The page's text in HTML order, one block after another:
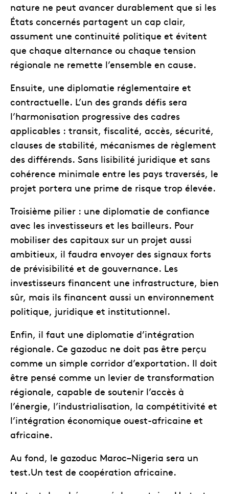
nature ne peut avancer durablement que si les
États concernés partagent un cap clair,
assument une continuité politique et évitent
que chaque alternance ou chaque tension
régionale ne remette l’ensemble en cause.
Ensuite, une diplomatie réglementaire et
contractuelle. L’un des grands défis sera
l’harmonisation progressive des cadres
applicables : transit, fiscalité, accès, sécurité,
clauses de stabilité, mécanismes de règlement
des différends. Sans lisibilité juridique et sans
cohérence minimale entre les pays traversés, le
projet portera une prime de risque trop élevée.
Troisième pilier : une diplomatie de confiance
avec les investisseurs et les bailleurs. Pour
mobiliser des capitaux sur un projet aussi
ambitieux, il faudra envoyer des signaux forts
de prévisibilité et de gouvernance. Les
investisseurs financent une infrastructure, bien
sûr, mais ils financent aussi un environnement
politique, juridique et institutionnel.
Enfin, il faut une diplomatie d’intégration
régionale. Ce gazoduc ne doit pas être perçu
comme un simple corridor d’exportation. Il doit
être pensé comme un levier de transformation
régionale, capable de soutenir l’accès à
l’énergie, l’industrialisation, la compétitivité et
l’intégration économique ouest-africaine et
africaine.
Au fond, le gazoduc Maroc–Nigeria sera un
test.Un test de coopération africaine.